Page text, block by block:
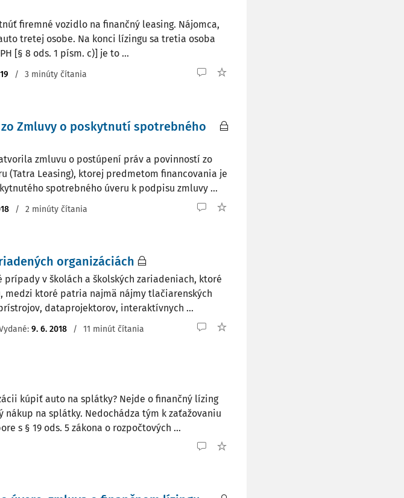
firemné vozidlo na finančný leasing. Nájomca,
tretej osobe. Na konci lízingu sa tretia osoba
[§ 8 ods. 1 písm. c)] je to ...
/ 3 minúty čítania
Zmluvy o poskytnutí spotrebného
zmluvu o postúpení práv a povinností zo
(Tatra Leasing), ktorej predmetom financovania je
spotrebného úveru k podpisu zmluvy ...
/ 2 minúty čítania
organizáciách
v školách a školských zariadeniach, ktoré
medzi ktoré patria najmä nájmy tlačiarenských
dataprojektorov, interaktívnych ...
9. 6. 2018 / 11 minút čítania
kúpiť auto na splátky? Nejde o finančný lízing
na splátky. Nedochádza tým k zaťažovaniu
s § 19 ods. 5 zákona o rozpočtových ...